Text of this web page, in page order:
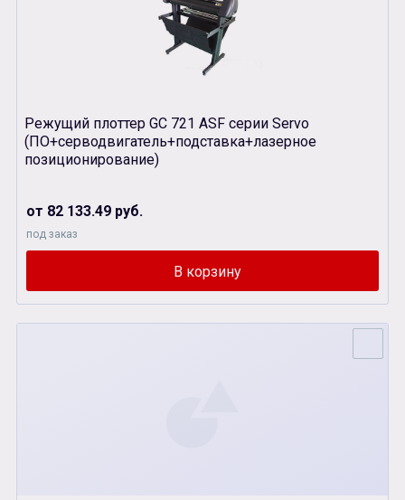
Режущий плоттер GC 721 ASF серии Servo
(ПО+серводвигатель+подставка+лазерное
позиционирование)
от 82 133.49 руб.
под заказ